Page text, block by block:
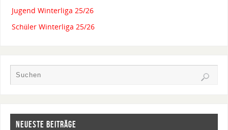
Jugend Winterliga 25/26
Schüler Winterliga 25/26
NEUESTE BEITRÄGE